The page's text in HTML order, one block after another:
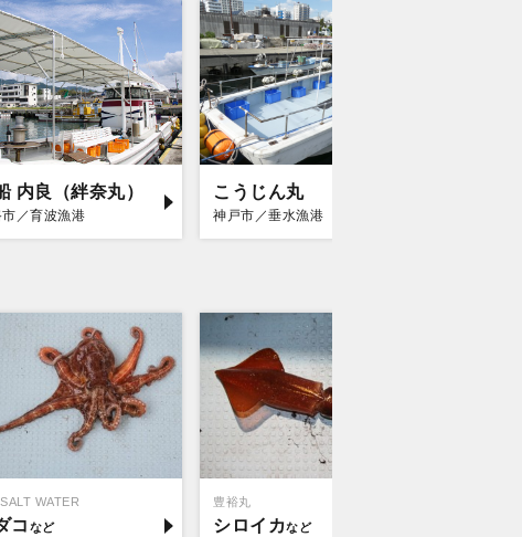
内良（絆奈丸）
／育波漁港
こうじん丸
神戸市／垂水漁港
WATER
コ
豊裕丸
シロイカ